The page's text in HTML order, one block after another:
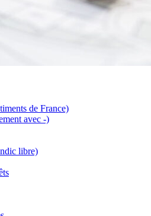
de France)
avec -)
libre)